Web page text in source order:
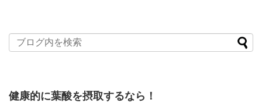
健康的に葉酸を摂取するなら！